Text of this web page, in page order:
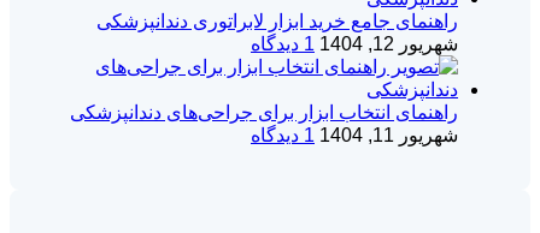
راهنمای جامع خرید ابزار لابراتوری دندانپزشکی
شهریور 12, 1404
1 دیدگاه
راهنمای انتخاب ابزار برای جراحی‌های دندانپزشکی
شهریور 11, 1404
1 دیدگاه